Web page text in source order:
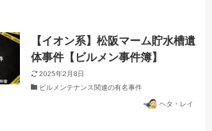
【イオン系】松阪マーム貯水槽遺
体事件【ビルメン事件簿】
2025年2月8日
ビルメンテナンス関連の有名事件
ヘタ・レイ